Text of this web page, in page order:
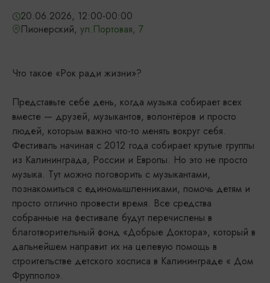
20.06.2026, 12:00-00:00
Пионерский, ул.Портовая, 7
Что такое «Рок ради жизни»?
Представьте себе день, когда музыка собирает всех
вместе — друзей, музыкантов, волонтёров и просто
людей, которым важно что-то менять вокруг себя.
Фестиваль начиная с 2012 года собирает крутые группы
из Калининграда, России и Европы. Но это не просто
музыка. Тут можно поговорить с музыкантами,
познакомиться с единомышленниками, помочь детям и
просто отлично провести время. Все средства
собранные на фестивале будут перечислены в
благотворительный фонд «Добрые Доктора», который в
дальнейшем направит их на целевую помощь в
строительстве детского хосписа в Калининграде « Дом
Фрупполо».